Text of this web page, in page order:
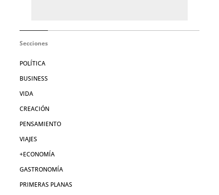
Secciones
POLÍTICA
BUSINESS
VIDA
CREACIÓN
PENSAMIENTO
VIAJES
+ECONOMÍA
GASTRONOMÍA
PRIMERAS PLANAS